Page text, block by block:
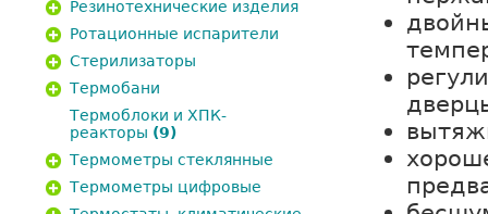
Резинотехнические изделия
Ротационные испарители
Стерилизаторы
Термобани
Термоблоки и ХПК-
реакторы (9)
Термометры стеклянные
Термометры цифровые